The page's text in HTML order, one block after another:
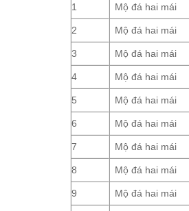
1 Mộ đá hai mái
2 Mộ đá hai mái
3 Mộ đá hai mái
4 Mộ đá hai mái
5 Mộ đá hai mái
6 Mộ đá hai mái
7 Mộ đá hai mái
8 Mộ đá hai mái
9 Mộ đá hai mái